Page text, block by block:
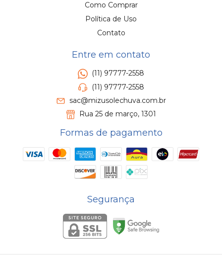
Como Comprar
Política de Uso
Contato
Entre em contato
(11) 97777-2558
(11) 97777-2558
sac@mizusolechuva.com.br
Rua 25 de março, 1301
Formas de pagamento
Segurança